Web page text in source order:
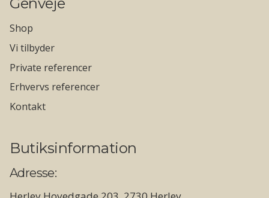
Genveje
Shop
Vi tilbyder
Private referencer
Erhvervs referencer
Kontakt
Butiksinformation
Adresse: